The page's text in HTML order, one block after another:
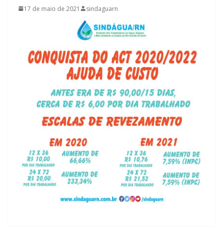
17 de maio de 2021 sindaguarn